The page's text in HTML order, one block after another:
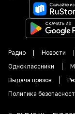
Радио Новости
Одноклассники
Выдача призов
Политика